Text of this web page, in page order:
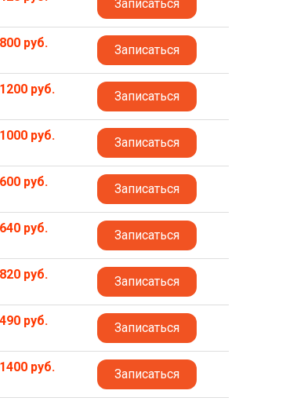
Записаться
руб. Записаться
руб. Записаться
руб. Записаться
руб. Записаться
руб. Записаться
руб. Записаться
руб. Записаться
руб. Записаться